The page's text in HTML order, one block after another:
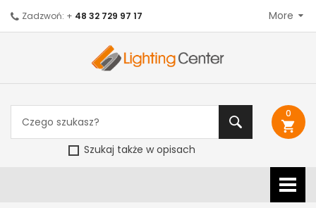
Szukaj także w opisach
0
shopping_cart
Zadzwoń: + 48 32 729 97 17 More